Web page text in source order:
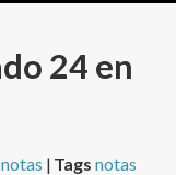
24 en
notas | Tagsnotas